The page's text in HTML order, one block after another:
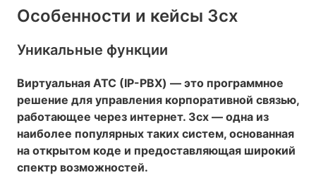
Особенности и кейсы 3cx
Уникальные функции
Виртуальная АТС (IP-PBX) — это программное
решение для управления корпоративной связью,
работающее через интернет. 3cx — одна из
наиболее популярных таких систем, основанная
на открытом коде и предоставляющая широкий
спектр возможностей.